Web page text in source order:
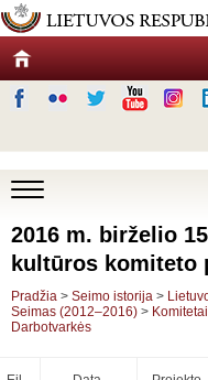
2016 m. birželio
kultūros komiteto
Pradžia > Seimo istorija >
Seimas (2012–2016) > Komitetai
Darbotvarkės